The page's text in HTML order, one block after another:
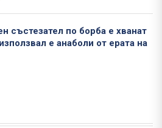
състезател по борба е хванат
е анаболи от ерата на